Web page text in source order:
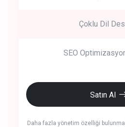
Çoklu Dil
SEO
Satın Al
Daha fazla yönetim özelliği